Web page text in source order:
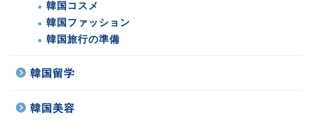
韓国コスメ
韓国ファッション
韓国旅行の準備
韓国留学
韓国美容